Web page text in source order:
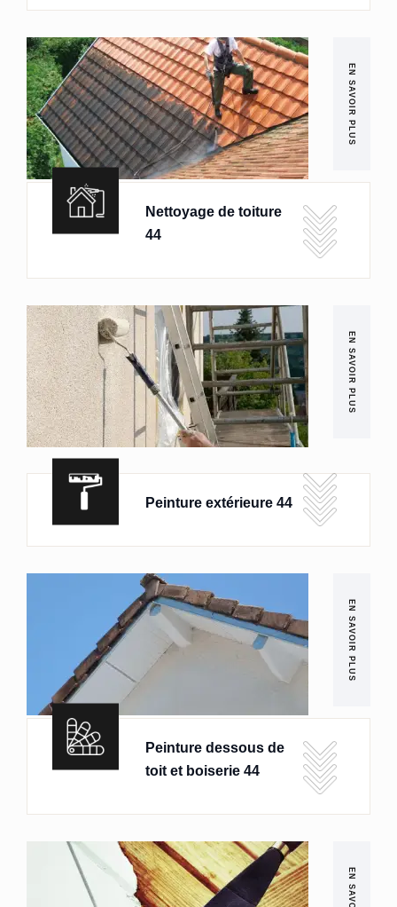
EN SAVOIR PLUS
Nettoyage de toiture
44
EN SAVOIR PLUS
Peinture extérieure 44
EN SAVOIR PLUS
Peinture dessous de
toit et boiserie 44